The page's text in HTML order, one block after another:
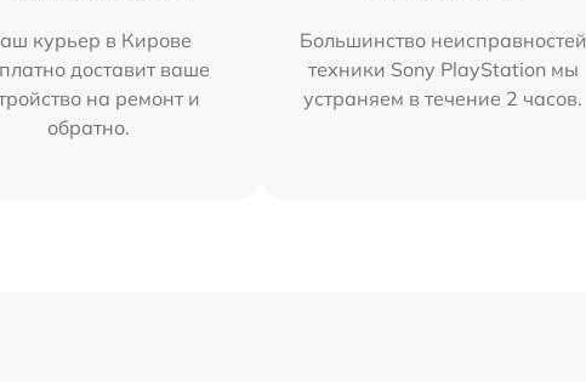
курьер в Кирове
доставит ваше
на ремонт и
обратно.
Большинство неисправностей
техники Sony PlayStation мы
устраняем в течение 2 часов.